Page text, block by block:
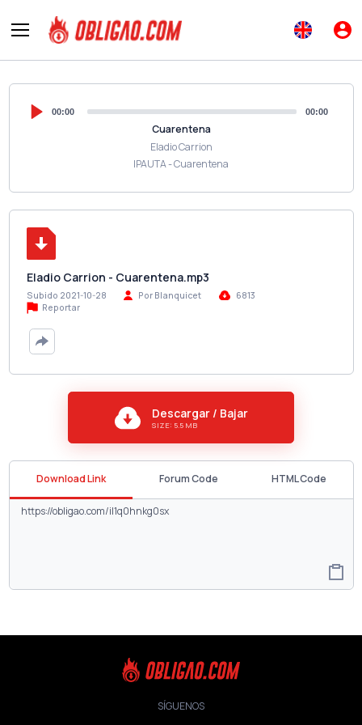
00:00 00:00
Cuarentena
Eladio Carrion
IPAUTA - Cuarentena
Eladio Carrion - Cuarentena.mp3
Subido 2021-10-28 Por Blanquicet
6813
Reportar
Descargar / Bajar
SIZE: 5.5 MB
Download Link Forum Code HTML Code
SÍGUENOS